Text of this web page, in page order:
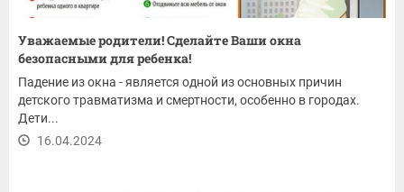
Уважаемые родители! Сделайте Ваши окна
безопасными для ребенка!
Падение из окна - является одной из основных причин
детского травматизма и смертности, особенно в городах.
Дети...
16.04.2024